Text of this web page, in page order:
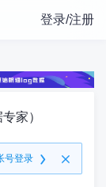
登录/注册
家）
号登录